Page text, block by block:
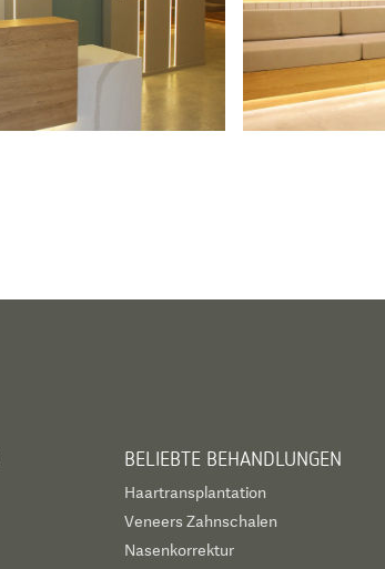
BELIEBTE BEHANDLUNGEN
Haartransplantation
Veneers Zahnschalen
Nasenkorrektur